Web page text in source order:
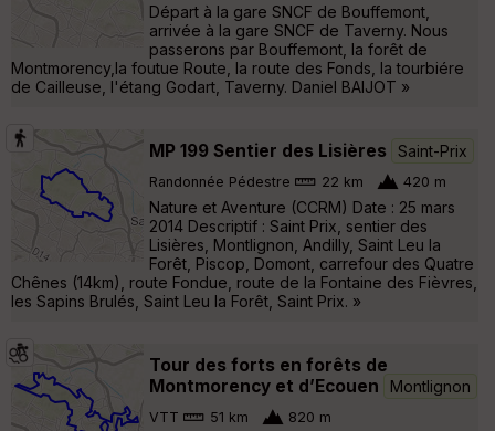
Départ à la gare SNCF de Bouffemont,
arrivée à la gare SNCF de Taverny. Nous
passerons par Bouffemont, la forêt de
Montmorency,la foutue Route, la route des Fonds, la tourbiére
de Cailleuse, l'étang Godart, Taverny. Daniel BAIJOT »
MP 199 Sentier des Lisières Saint-Prix
Randonnée Pédestre 22 km 420 m
Nature et Aventure (CCRM) Date : 25 mars
2014 Descriptif : Saint Prix, sentier des
Lisières, Montlignon, Andilly, Saint Leu la
Forêt, Piscop, Domont, carrefour des Quatre
Chênes (14km), route Fondue, route de la Fontaine des Fièvres,
les Sapins Brulés, Saint Leu la Forêt, Saint Prix. »
Tour des forts en forêts de
Montmorency et d’Ecouen
Montlignon
VTT 51 km 820 m